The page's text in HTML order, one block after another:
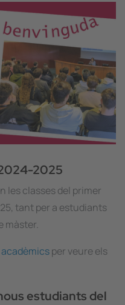
2025
les classes del primer
tant per a estudiants
màster.
per veure els
estudiants del